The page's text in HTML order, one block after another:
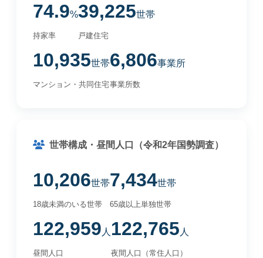
74.9%
持家率
39,225世帯
戸建住宅
10,935世帯
マンション・共同住宅
6,806事業所
事業所数
世帯構成・昼間人口（令和2年国勢調査）
10,206世帯
18歳未満のいる世帯
7,434世帯
65歳以上単独世帯
122,959 人
昼間人口
122,765 人
夜間人口（常住人口）